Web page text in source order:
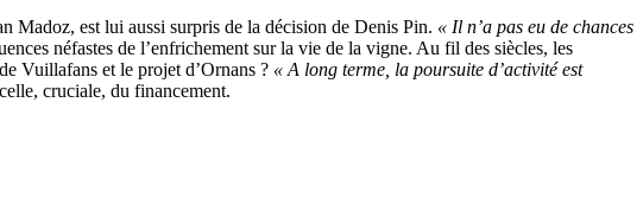
Madoz, est lui aussi surpris de la décision de Denis Pin. « Il n’a pas eu de chances
néfastes de l’enfrichement sur la vie de la vigne. Au fil des siècles, les
Vuillafans et le projet d’Ornans ? « A long terme, la poursuite d’activité est
cruciale, du financement.